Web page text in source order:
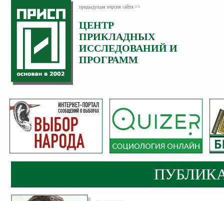
предыдущая версия сайта >>
ЦЕНТР
ПРИКЛАДНЫХ
ИССЛЕДОВАНИЙ И
ПРОГРАММ